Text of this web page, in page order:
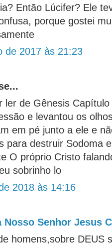
Então Lúcifer? Ele
porque gostei
de 2017 às 21:23
ler de Gênesis
e levantou os
em pé junto a ele e
para destruir Sodoma
O próprio Cristo
sobrinho lo
2018 às 14:16
Nosso Senhor Jesus
homens,sobre DEUS